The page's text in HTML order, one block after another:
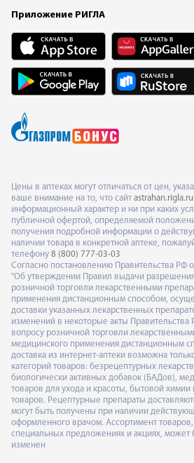
Приложение РИГЛА
Цены в аптеках могут отличаться от цен,
ваше внимание на то, что сайт astrahan.rigla.ru
информационный характер и ни при каких
публичной офертой, определяемой
получения подробной информации о
наличии товара в конкретной аптеке,
телефону 8 (800) 777-03-03
Согласно постановлению Правительства РФ
"Об утверждении Правил выдачи
розничной торговли лекарственными
применения дистанционным способом,
доставки указанных лекарственных
изменений в некоторые акты
вопросу розничной торговли
медицинского применения дистанционным
доставка из интернет-аптеки возможна
категорий товаров: безрецептурных
биологически активных добавок (БАДов),
товаров для ухода и красоты, бытовой химии
товаров. Рецептурные препараты
могут быть получены при наличии
оформленного врачом. Ассортимент
специальных предложениях и акциях, может
изменен